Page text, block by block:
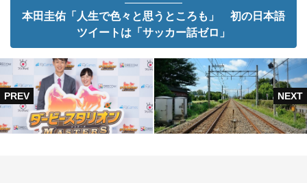
本田圭佑「人生で色々と思うところも」 初の日本語
ツイートは「サッカー話ゼロ」